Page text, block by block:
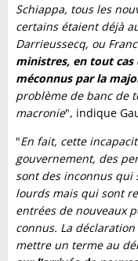
Schiappa, tous les
certains étaient déjà
Darrieussecq, ou
ministres, en tout
méconnus par la
problème de banc de
macronie", indique
"En fait, cette
gouvernement, des
sont des inconnus qui
lourds mais qui sont
entrées de nouveaux
connus. La
mettre un terme au